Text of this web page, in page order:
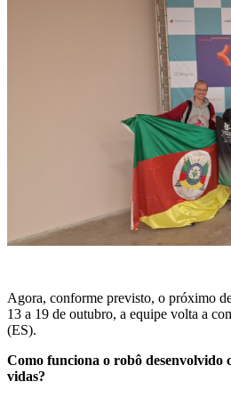
Agora, conforme previsto, o próximo
13 a 19 de outubro, a equipe volta a
(ES).
Como funciona o robô desenvolvido
vidas?